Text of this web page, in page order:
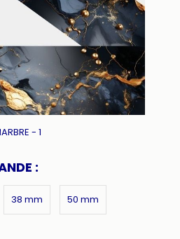
- 1
:
38 mm 50 mm